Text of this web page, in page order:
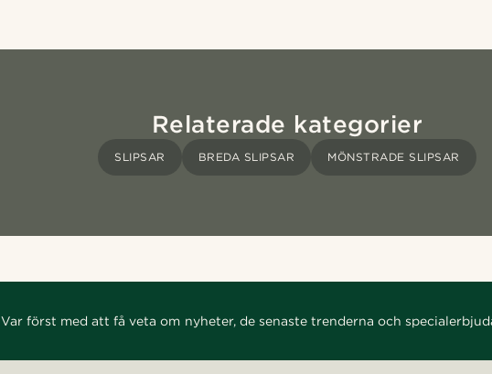
Relaterade kategorier
SLIPSAR BREDA SLIPSAR MÖNSTRADE SLIPSAR
Var först med att få veta om nyheter, de senaste trenderna och